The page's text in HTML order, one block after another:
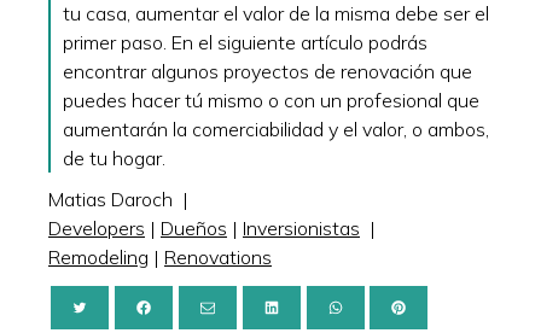
tu casa, aumentar el valor de la misma debe ser el
primer paso. En el siguiente artículo podrás
encontrar algunos proyectos de renovación que
puedes hacer tú mismo o con un profesional que
aumentarán la comerciabilidad y el valor, o ambos,
de tu hogar.
Matias Daroch |
Developers | Dueños | Inversionistas |
Remodeling | Renovations